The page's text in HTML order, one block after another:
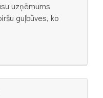
uzņēmums
guļbūves, ko